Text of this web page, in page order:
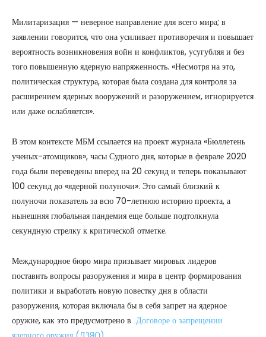
Милитаризация — неверное направление для всего мира; в
заявлении говорится, что она усиливает противоречия и повышает
вероятность возникновения войн и конфликтов, усугубляя и без
того повышенную ядерную напряженность. «Несмотря на это,
политическая структура, которая была создана для контроля за
расширением ядерных вооружений и разоружением, игнорируется
или даже ослабляется».
В этом контексте МБМ ссылается на проект журнала «Бюллетень
ученых-атомщиков», часы Судного дня, которые в феврале 2020
года были переведены вперед на 20 секунд и теперь показывают
100 секунд до «ядерной полуночи». Это самый близкий к
полуночи показатель за всю 70-летнюю историю проекта, а
нынешняя глобальная пандемия еще больше подтолкнула
секундную стрелку к критической отметке.
Международное бюро мира призывает мировых лидеров
поставить вопросы разоружения и мира в центр формирования
политики и выработать новую повестку дня в области
разоружения, которая включала бы в себя запрет на ядерное
оружие, как это предусмотрено в Договоре о запрещении